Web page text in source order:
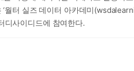
터 실즈 데이터 아카데미
디사이디드에 참여한다.